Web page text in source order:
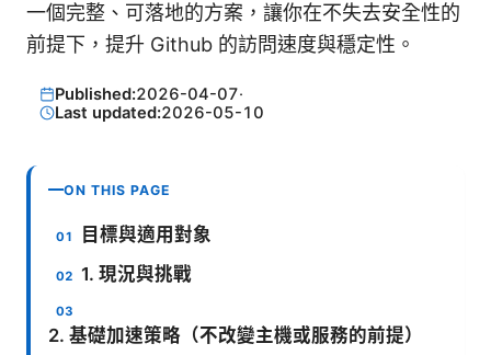
一個完整、可落地的方案，讓你在不失去安全性的
前提下，提升 Github 的訪問速度與穩定性。
Published:2026-04-07·
Last updated:2026-05-10
ON THIS PAGE
目標與適用對象
1. 現況與挑戰
2. 基礎加速策略（不改變主機或服務的前提）